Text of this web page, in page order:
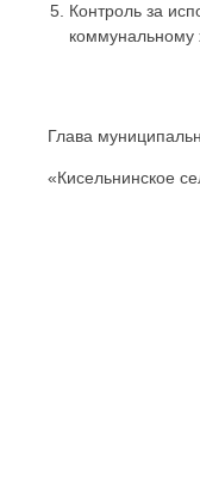
Контроль за
коммунальному
Глава